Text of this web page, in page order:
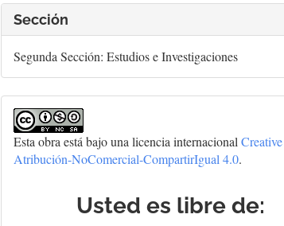
Sección
Segunda Sección: Estudios e Investigaciones
Esta obra está bajo una licencia internacional
Atribución-NoComercial-CompartirIgual 4.0.
Usted es libre de: